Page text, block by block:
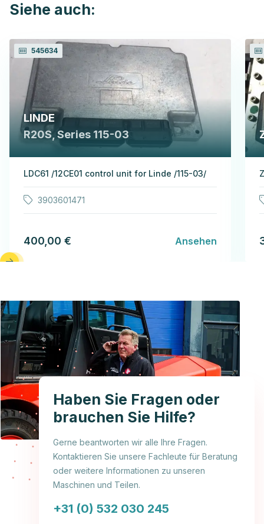
Siehe auch:
545634
LINDE
R20S, Series 115-03
LDC61 /12CE01 control unit for Linde /115-03/
3903601471
400,00 € Ansehen
Haben Sie Fragen oder
brauchen Sie Hilfe?
Gerne beantworten wir alle Ihre Fragen.
Kontaktieren Sie unsere Fachleute für Beratung
oder weitere Informationen zu unseren
Maschinen und Teilen.
+31 (0) 532 030 245